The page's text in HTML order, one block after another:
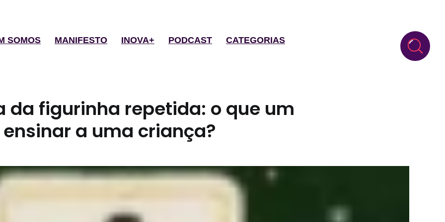
SOMOS MANIFESTO INOVA+ PODCAST CATEGORIAS
da figurinha repetida: o que um
a uma criança?